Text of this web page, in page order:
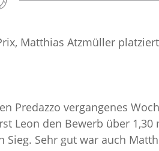
Matthias Atzmüller
vergangenes
Leon den Bewerb über
Sehr gut war auch